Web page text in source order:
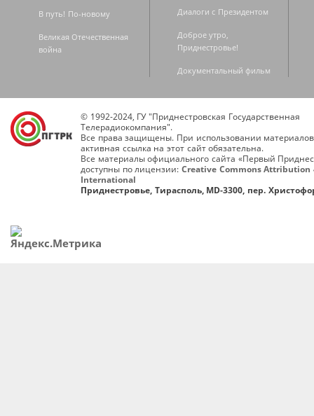
В путь! По-новому
Великая Отечественная
война
Диалоги с Президентом
Доброе утро,
Приднестровье!
Документальный фильм
© 1992-2024, ГУ "Приднестровская Государственная
Телерадиокомпания".
Все права защищены. При использовании
активная ссылка на этот сайт обязательна.
Все материалы официального сайта «Первый
доступны по лицензии: Creative Commons Attribution
International
Приднестровье, Тирасполь, MD-3300, пер.